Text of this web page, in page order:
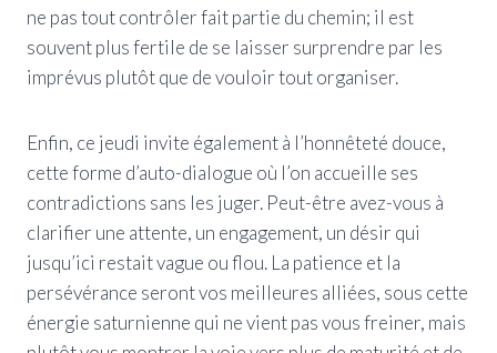
ne pas tout contrôler fait partie du chemin; il est
souvent plus fertile de se laisser surprendre par les
imprévus plutôt que de vouloir tout organiser.
Enfin, ce jeudi invite également à l’honnêteté douce,
cette forme d’auto-dialogue où l’on accueille ses
contradictions sans les juger. Peut-être avez-vous à
clarifier une attente, un engagement, un désir qui
jusqu’ici restait vague ou flou. La patience et la
persévérance seront vos meilleures alliées, sous cette
énergie saturnienne qui ne vient pas vous freiner, mais